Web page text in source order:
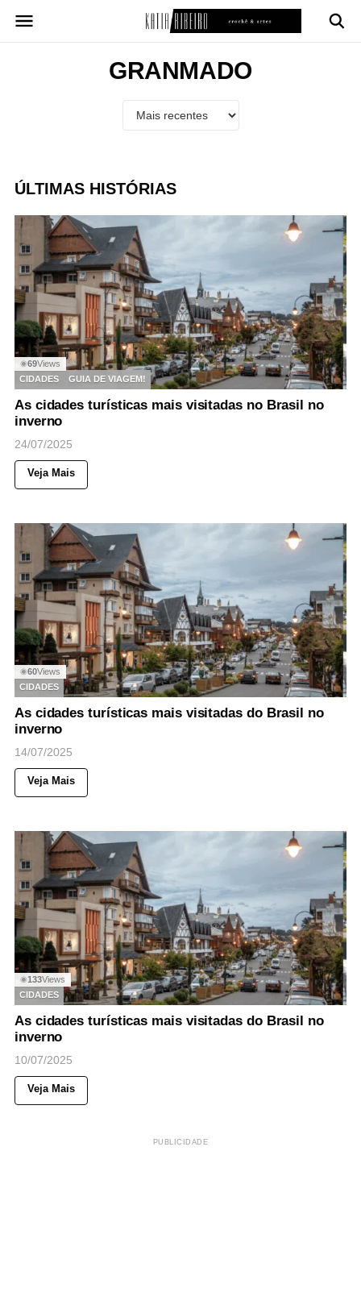
para
GRANMADO
ÚLTIMAS HISTÓRIAS
◉69Views
CIDADES
GUIA DE VIAGEM!
As cidades turísticas mais visitadas no Brasil no
inverno
24/07/2025
Veja Mais
◉60Views
CIDADES
As cidades turísticas mais visitadas do Brasil no
inverno
14/07/2025
Veja Mais
◉133Views
CIDADES
As cidades turísticas mais visitadas do Brasil no
inverno
10/07/2025
Veja Mais
PUBLICIDADE